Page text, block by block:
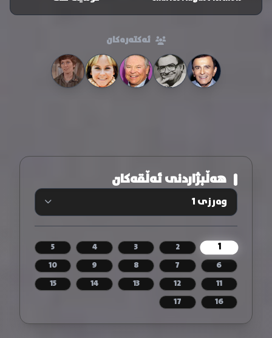
ئەکتەرەکان
هەڵبژاردنی ئەڵقەکان
1
2
3
4
5
6
7
8
9
10
11
12
13
14
15
16
17